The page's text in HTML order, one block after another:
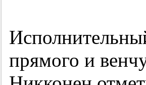
прямого и